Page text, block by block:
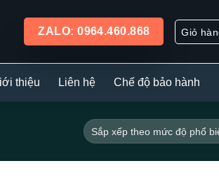
ZALO: 0964.460.868 Giỏ
thiệu Liên hệ Chế độ bảo hành